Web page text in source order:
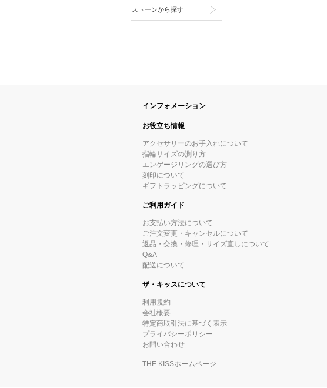
ストーンから探す
インフォメーション
お役立ち情報
アクセサリーのお手入れについて
指輪サイズの測り方
エンゲージリングの選び方
刻印について
ギフトラッピングについて
ご利用ガイド
お支払い方法について
ご注文変更・キャンセルについて
返品・交換・修理・サイズ直しについて
Q&A
配送について
ザ・キッスについて
利用規約
会社概要
特定商取引法に基づく表示
プライバシーポリシー
お問い合わせ
THE KISSホームページ